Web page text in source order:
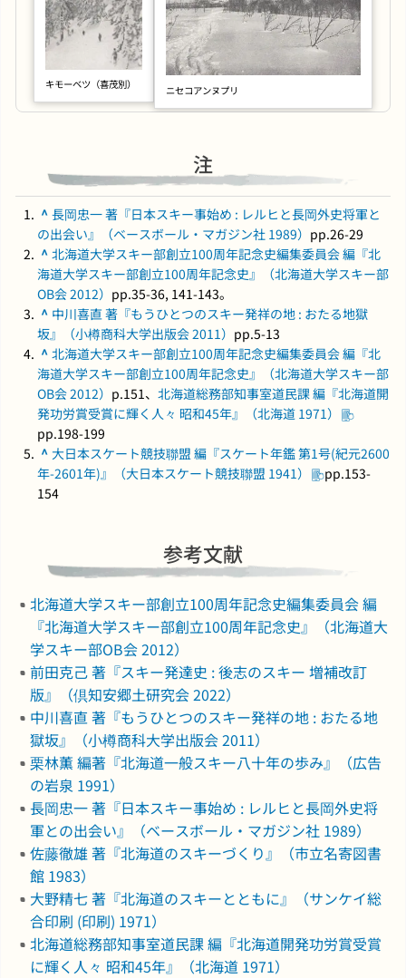
キモーベツ（喜茂別） ニセコアンヌプリ
注
^ 長岡忠一 著『日本スキー事始め : レルヒと長岡外史将軍と
の出会い』（ベースボール・マガジン社 1989） pp.26-29
^ 北海道大学スキー部創立100周年記念史編集委員会 編『北
海道大学スキー部創立100周年記念史』（北海道大学スキー部
OB会 2012） pp.35-36, 141-143。
^ 中川喜直 著『もうひとつのスキー発祥の地 : おたる地獄
坂』（小樽商科大学出版会 2011） pp.5-13
^ 北海道大学スキー部創立100周年記念史編集委員会 編『北
海道大学スキー部創立100周年記念史』（北海道大学スキー部
OB会 2012） p.151、 北海道総務部知事室道民課 編『北海道開
発功労賞受賞に輝く人々 昭和45年』（北海道 1971）
pp.198-199
^ 大日本スケート競技聯盟 編『スケート年鑑 第1号(紀元2600
年-2601年)』（大日本スケート競技聯盟 1941）
pp.153-
154
参考文献
北海道大学スキー部創立100周年記念史編集委員会 編
『北海道大学スキー部創立100周年記念史』（北海道大
学スキー部OB会 2012）
前田克己 著『スキー発達史 : 後志のスキー 増補改訂
版』（倶知安郷土研究会 2022）
中川喜直 著『もうひとつのスキー発祥の地 : おたる地
獄坂』（小樽商科大学出版会 2011）
栗林薫 編著『北海道一般スキー八十年の歩み』（広告
の岩泉 1991）
長岡忠一 著『日本スキー事始め : レルヒと長岡外史将
軍との出会い』（ベースボール・マガジン社 1989）
佐藤徹雄 著『北海道のスキーづくり』（市立名寄図書
館 1983）
大野精七 著『北海道のスキーとともに』（サンケイ総
合印刷 (印刷) 1971）
北海道総務部知事室道民課 編『北海道開発功労賞受賞
に輝く人々 昭和45年』（北海道 1971）